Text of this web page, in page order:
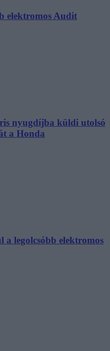
elektromos Audit
nyugdíjba küldi utolsó
a Honda
legolcsóbb elektromos